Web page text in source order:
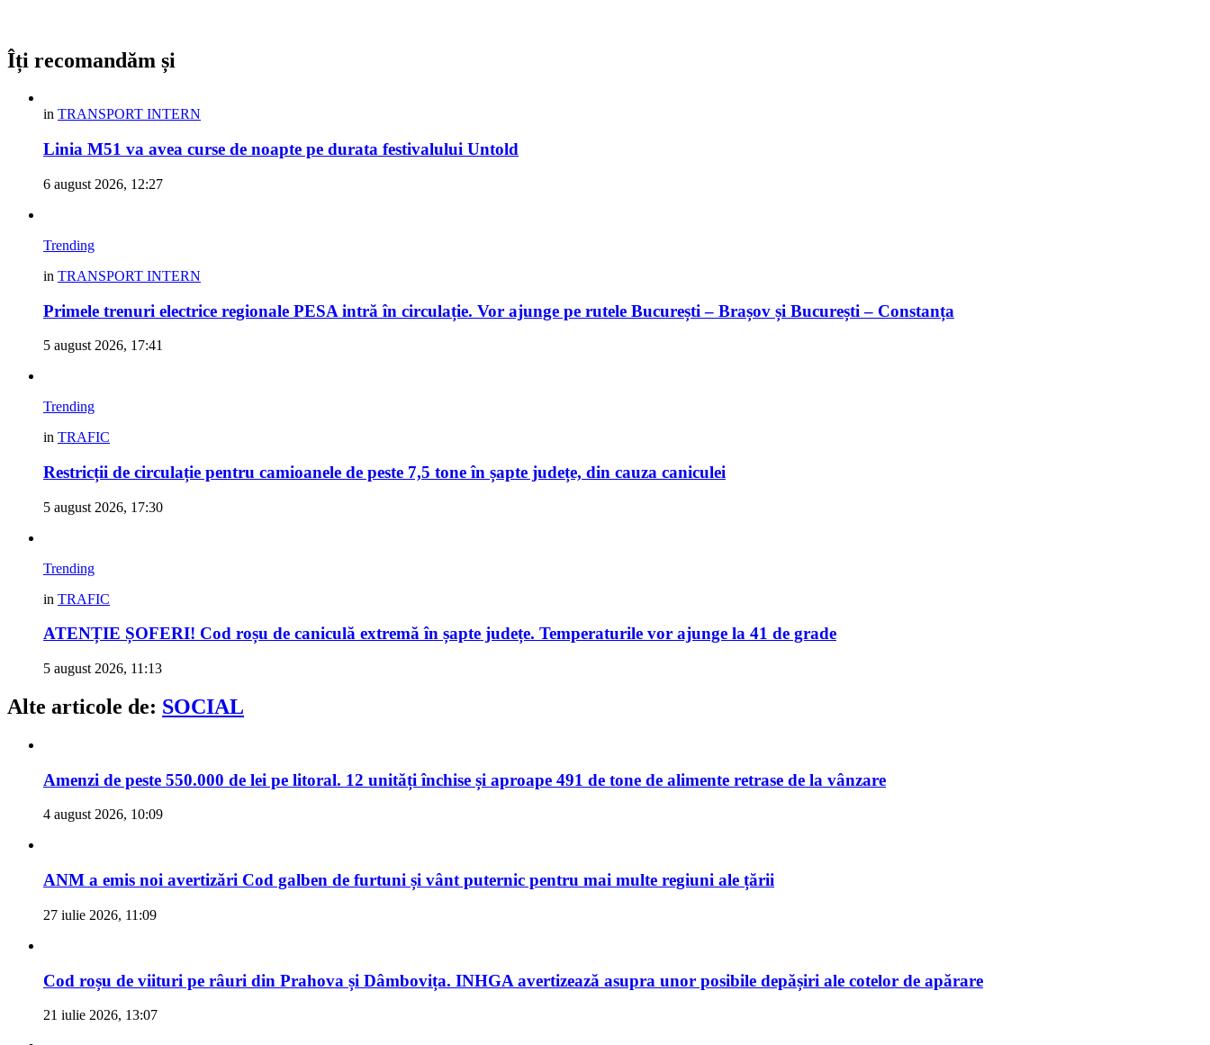
Îți recomandăm și
in TRANSPORT INTERN
Linia M51 va avea curse de noapte pe durata festivalului Untold
6 august 2026, 12:27
Trending
in TRANSPORT INTERN
Primele trenuri electrice regionale PESA intră în circulație. Vor ajunge pe rutele București – Brașov și București – Constanța
5 august 2026, 17:41
Trending
in TRAFIC
Restricții de circulație pentru camioanele de peste 7,5 tone în șapte județe, din cauza caniculei
5 august 2026, 17:30
Trending
in TRAFIC
ATENȚIE ȘOFERI! Cod roșu de caniculă extremă în șapte județe. Temperaturile vor ajunge la 41 de grade
5 august 2026, 11:13
Alte articole de: SOCIAL
Amenzi de peste 550.000 de lei pe litoral. 12 unități închise și aproape 491 de tone de alimente retrase de la vânzare
4 august 2026, 10:09
ANM a emis noi avertizări Cod galben de furtuni și vânt puternic pentru mai multe regiuni ale țării
27 iulie 2026, 11:09
Cod roșu de viituri pe râuri din Prahova și Dâmbovița. INHGA avertizează asupra unor posibile depășiri ale cotelor de apărare
21 iulie 2026, 13:07